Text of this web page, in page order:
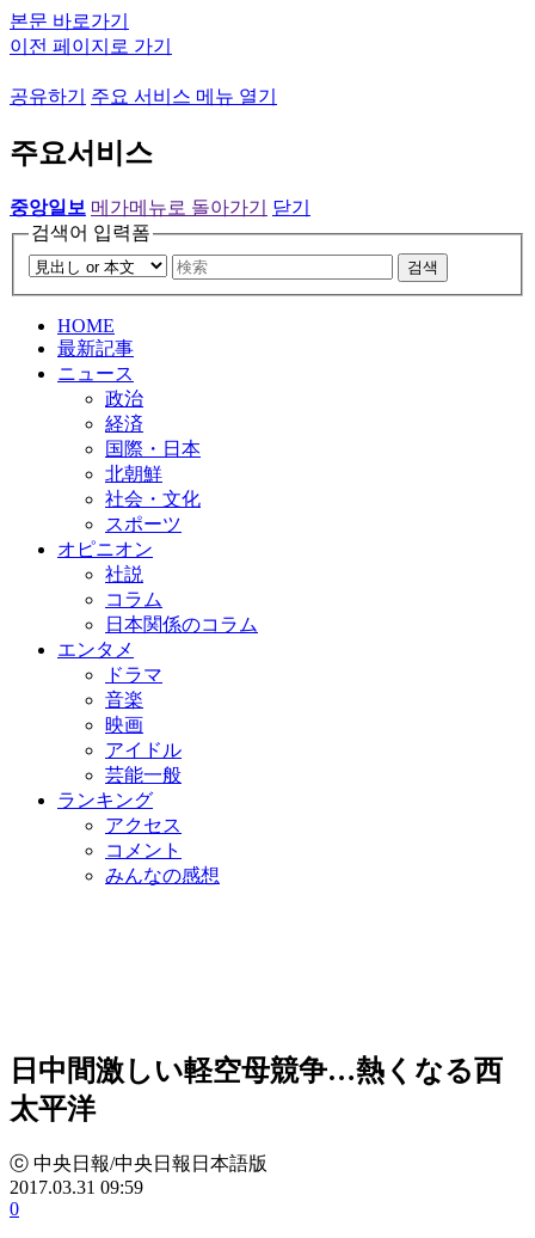
본문 바로가기
이전 페이지로 가기
공유하기 주요 서비스 메뉴 열기
주요서비스
중앙일보 메가메뉴로 돌아가기
닫기
검색어 입력폼
검색
HOME
最新記事
ニュース
政治
経済
国際・日本
北朝鮮
社会・文化
スポーツ
オピニオン
社説
コラム
日本関係のコラム
エンタメ
ドラマ
音楽
映画
アイドル
芸能一般
ランキング
アクセス
コメント
みんなの感想
日中間激しい軽空母競争…熱くなる西
太平洋
ⓒ 中央日報/中央日報日本語版
2017.03.31 09:59
0